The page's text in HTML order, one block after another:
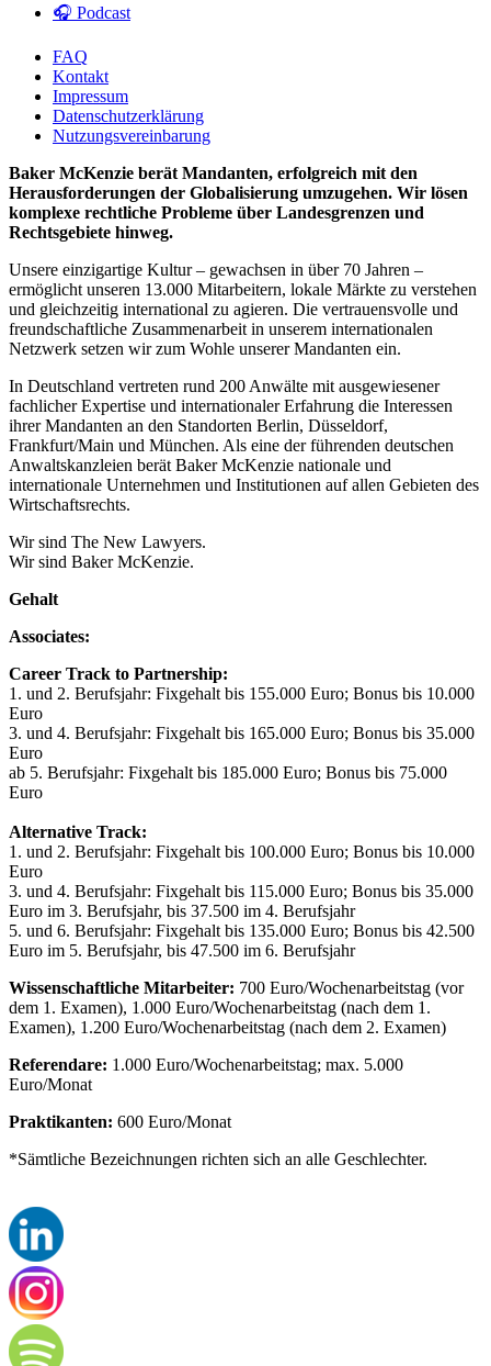
🎧 Podcast
FAQ
Kontakt
Impressum
Datenschutzerklärung
Nutzungsvereinbarung
Baker McKenzie berät Mandanten, erfolgreich mit den
Herausforderungen der Globalisierung umzugehen. Wir lösen
komplexe rechtliche Probleme über Landesgrenzen und
Rechtsgebiete hinweg.
Unsere einzigartige Kultur – gewachsen in über 70 Jahren –
ermöglicht unseren 13.000 Mitarbeitern, lokale Märkte zu verstehen
und gleichzeitig international zu agieren. Die vertrauensvolle und
freundschaftliche Zusammenarbeit in unserem internationalen
Netzwerk setzen wir zum Wohle unserer Mandanten ein.
In Deutschland vertreten rund 200 Anwälte mit ausgewiesener
fachlicher Expertise und internationaler Erfahrung die Interessen
ihrer Mandanten an den Standorten Berlin, Düsseldorf,
Frankfurt/Main und München. Als eine der führenden deutschen
Anwaltskanzleien berät Baker McKenzie nationale und
internationale Unternehmen und Institutionen auf allen Gebieten des
Wirtschaftsrechts.
Wir sind The New Lawyers.
Wir sind Baker McKenzie.
Gehalt
Associates:
Career Track to Partnership:
1. und 2. Berufsjahr: Fixgehalt bis 155.000 Euro; Bonus bis 10.000
Euro
3. und 4. Berufsjahr: Fixgehalt bis 165.000 Euro; Bonus bis 35.000
Euro
ab 5. Berufsjahr: Fixgehalt bis 185.000 Euro; Bonus bis 75.000
Euro
Alternative Track:
1. und 2. Berufsjahr: Fixgehalt bis 100.000 Euro; Bonus bis 10.000
Euro
3. und 4. Berufsjahr: Fixgehalt bis 115.000 Euro; Bonus bis 35.000
Euro im 3. Berufsjahr, bis 37.500 im 4. Berufsjahr
5. und 6. Berufsjahr: Fixgehalt bis 135.000 Euro; Bonus bis 42.500
Euro im 5. Berufsjahr, bis 47.500 im 6. Berufsjahr
Wissenschaftliche Mitarbeiter: 700 Euro/Wochenarbeitstag (vor
dem 1. Examen), 1.000 Euro/Wochenarbeitstag (nach dem 1.
Examen), 1.200 Euro/Wochenarbeitstag (nach dem 2. Examen)
Referendare: 1.000 Euro/Wochenarbeitstag; max. 5.000
Euro/Monat
Praktikanten: 600 Euro/Monat
*Sämtliche Bezeichnungen richten sich an alle Geschlechter.